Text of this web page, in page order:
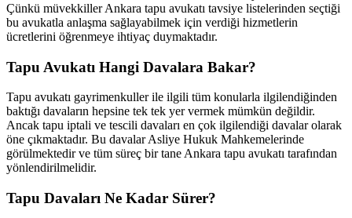
Çünkü müvekkiller Ankara tapu avukatı tavsiye listelerinden seçtiği
bu avukatla anlaşma sağlayabilmek için verdiği hizmetlerin
ücretlerini öğrenmeye ihtiyaç duymaktadır.
Tapu Avukatı Hangi Davalara Bakar?
Tapu avukatı gayrimenkuller ile ilgili tüm konularla ilgilendiğinden
baktığı davaların hepsine tek tek yer vermek mümkün değildir.
Ancak tapu iptali ve tescili davaları en çok ilgilendiği davalar olarak
öne çıkmaktadır. Bu davalar Asliye Hukuk Mahkemelerinde
görülmektedir ve tüm süreç bir tane Ankara tapu avukatı tarafından
yönlendirilmelidir.
Tapu Davaları Ne Kadar Sürer?